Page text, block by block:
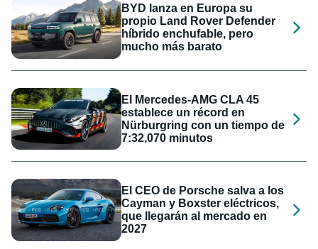
BYD lanza en Europa su
propio Land Rover Defender
híbrido enchufable, pero
mucho más barato
El Mercedes-AMG CLA 45
establece un récord en
Nürburgring con un tiempo de
7:32,070 minutos
El CEO de Porsche salva a los
Cayman y Boxster eléctricos,
que llegarán al mercado en
2027